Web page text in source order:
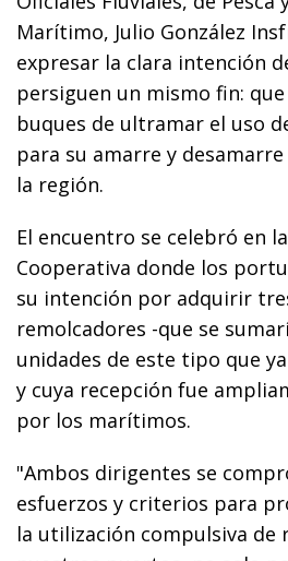
Marítimo, Julio González
expresar la clara intención
persiguen un mismo fin:
buques de ultramar el uso
para su amarre y
la región.
El encuentro se celebró en
Cooperativa donde los
su intención por adquirir
remolcadores -que se
unidades de este tipo que
y cuya recepción fue
por los marítimos.
"Ambos dirigentes se
esfuerzos y criterios para
la utilización compulsiva de